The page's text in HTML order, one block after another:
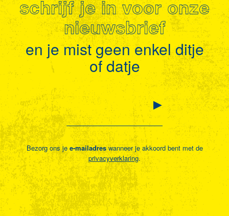
schrijf je in voor onze
nieuwsbrief
en je mist geen enkel ditje
of datje
Bezorg ons je e-mailadreswanneer je akkoord bent met de
privacyverklaring.